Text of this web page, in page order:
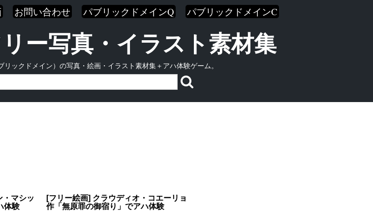
お問い合わせ パブリックドメインQ パブリックドメインC
ー写真・イラスト素材集
ックドメイン）の写真・絵画・イラスト素材集＋アハ体験ゲーム。
・マシッ
体験
[フリー絵画] クラウディオ・コエーリョ
作「無原罪の御宿り」でアハ体験